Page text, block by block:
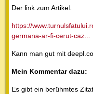
Der link zum Artikel:
https://
germana-ar-fi-cerut-caz...
Kann man gut mit
Mein Kommentar dazu:
Es gibt ein berühmtes